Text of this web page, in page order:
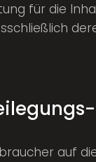
für die
auf